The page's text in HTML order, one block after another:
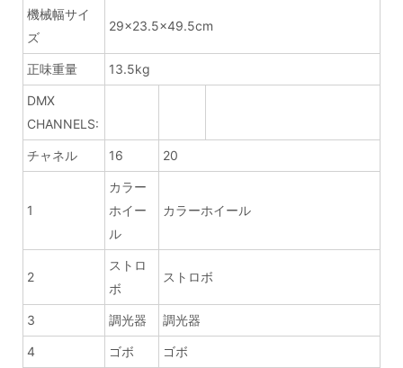
機械幅サイ
ズ
29×23.5×49.5cm
正味重量 13.5kg
DMX
CHANNELS:
チャネル 16 20
1
カラー
ホイー
ル
カラーホイール
2
ストロ
ボ
ストロボ
3 調光器 調光器
4 ゴボ ゴボ